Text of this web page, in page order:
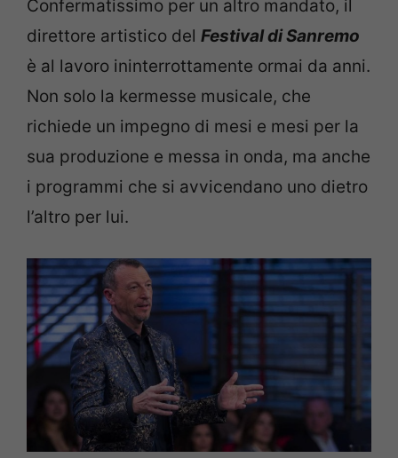
Confermatissimo per un altro mandato, il
direttore artistico del Festival di Sanremo
è al lavoro ininterrottamente ormai da anni.
Non solo la kermesse musicale, che
richiede un impegno di mesi e mesi per la
sua produzione e messa in onda, ma anche
i programmi che si avvicendano uno dietro
l’altro per lui.